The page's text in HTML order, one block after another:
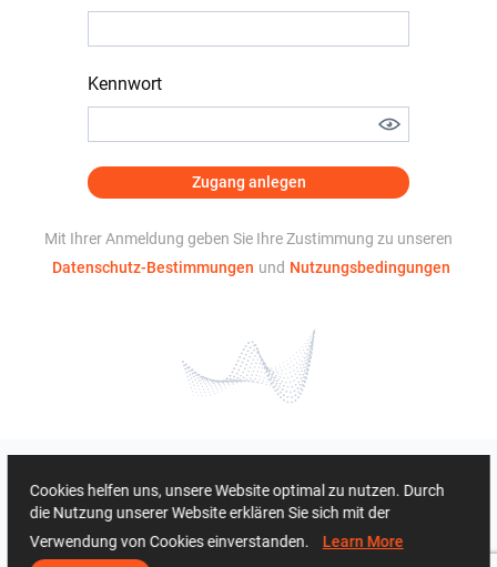
Kennwort
Zugang anlegen
Mit Ihrer Anmeldung geben Sie Ihre Zustimmung zu unseren
Datenschutz-Bestimmungen und Nutzungsbedingungen
Cookies helfen uns, unsere Website optimal zu nutzen. Durch
die Nutzung unserer Website erklären Sie sich mit der
Verwendung von Cookies einverstanden. Learn More